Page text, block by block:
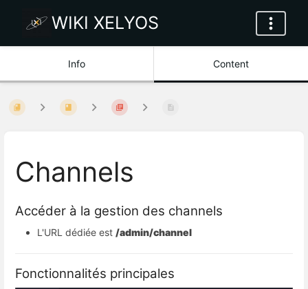
WIKI XELYOS
Info Content
Channels
Accéder à la gestion des channels
L'URL dédiée est /admin/channel
Fonctionnalités principales